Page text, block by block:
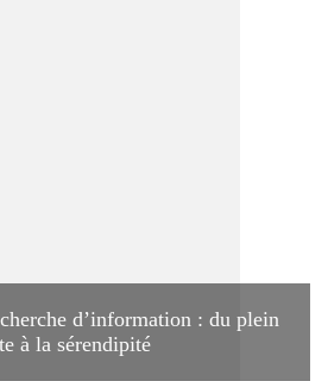
d’information : du plein
à la sérendipité